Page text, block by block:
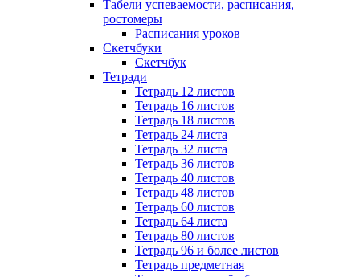
Табели успеваемости, расписания,
ростомеры
Расписания уроков
Скетчбуки
Скетчбук
Тетради
Тетрадь 12 листов
Тетрадь 16 листов
Тетрадь 18 листов
Тетрадь 24 листа
Тетрадь 32 листа
Тетрадь 36 листов
Тетрадь 40 листов
Тетрадь 48 листов
Тетрадь 60 листов
Тетрадь 64 листа
Тетрадь 80 листов
Тетрадь 96 и более листов
Тетрадь предметная